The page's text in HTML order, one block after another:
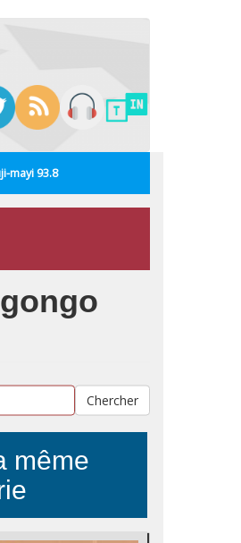
mayi 93.8
Chercher
même